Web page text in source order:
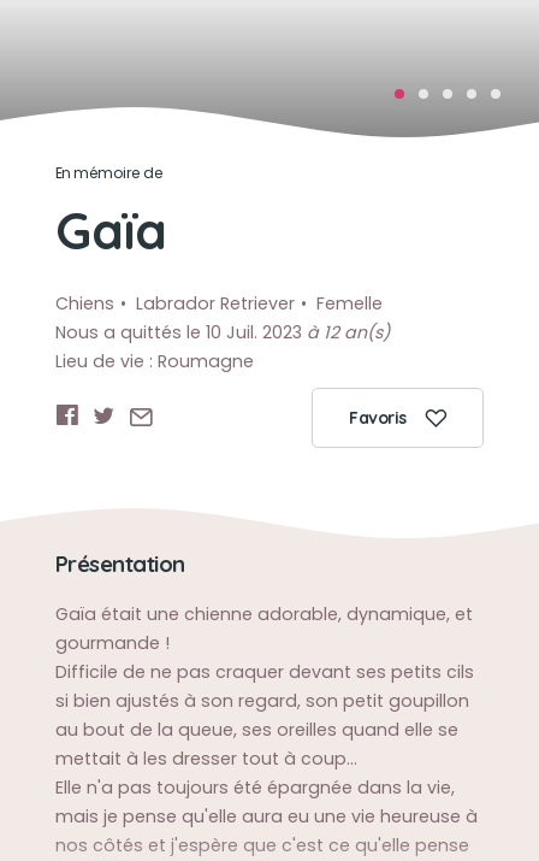
En mémoire de
Gaïa
Chiens Labrador Retriever
Femelle
Nous a quittés le 10 Juil. 2023 à 12 an(s)
Lieu de vie : Roumagne
Favoris
Présentation
Gaïa était une chienne adorable, dynamique, et
gourmande !
Difficile de ne pas craquer devant ses petits cils
si bien ajustés à son regard, son petit goupillon
au bout de la queue, ses oreilles quand elle se
mettait à les dresser tout à coup...
Elle n'a pas toujours été épargnée dans la vie,
mais je pense qu'elle aura eu une vie heureuse à
nos côtés et j'espère que c'est ce qu'elle pense